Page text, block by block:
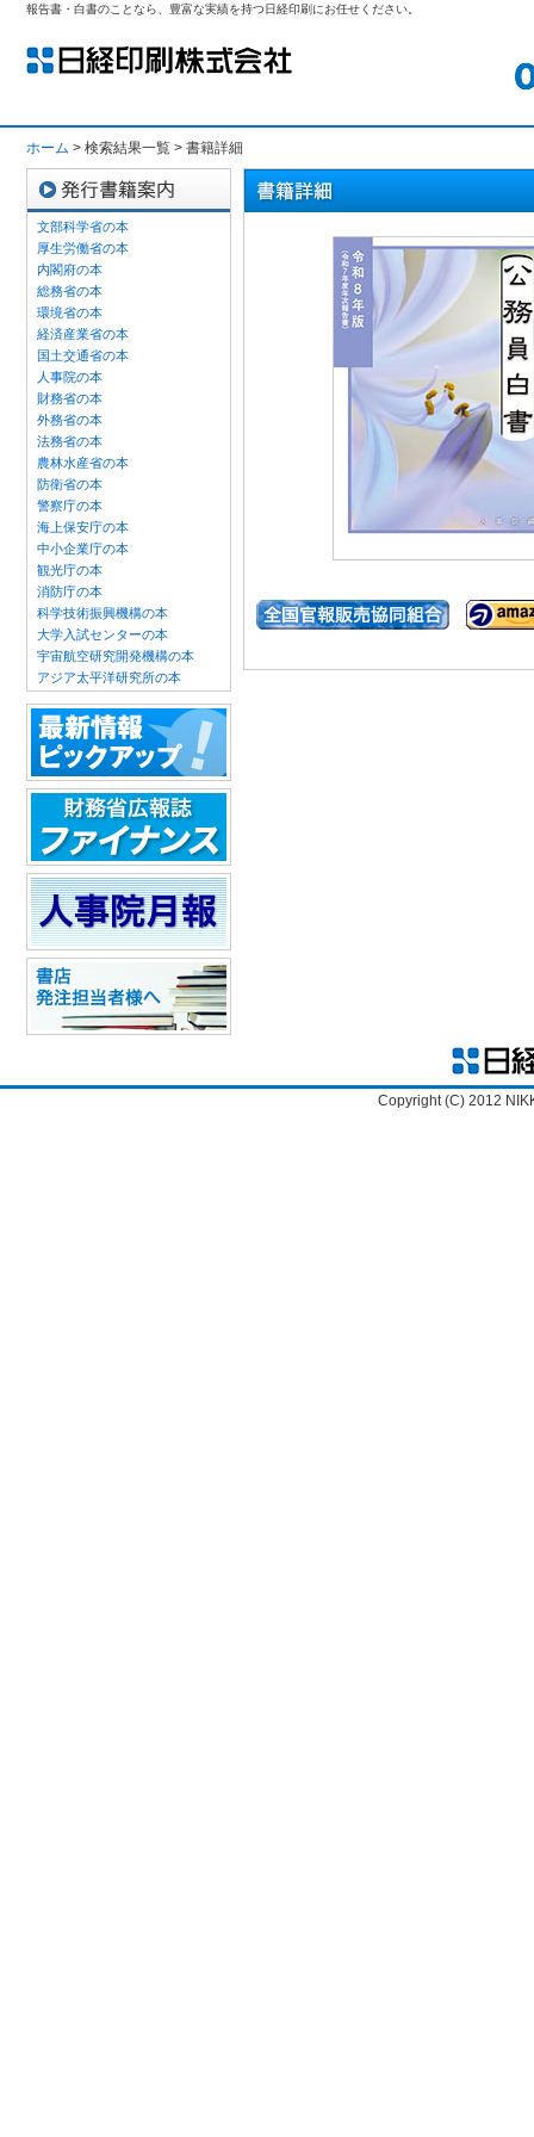
報告書・白書のことなら、豊富な実績を持つ日経印刷にお任せください。
ホーム > 検索結果一覧 > 書籍詳細
文部科学省の本
厚生労働省の本
内閣府の本
総務省の本
環境省の本
経済産業省の本
国土交通省の本
人事院の本
財務省の本
外務省の本
法務省の本
農林水産省の本
防衛省の本
警察庁の本
海上保安庁の本
中小企業庁の本
観光庁の本
消防庁の本
科学技術振興機構の本
大学入試センターの本
宇宙航空研究開発機構の本
アジア太平洋研究所の本
Copyright (C) 2012